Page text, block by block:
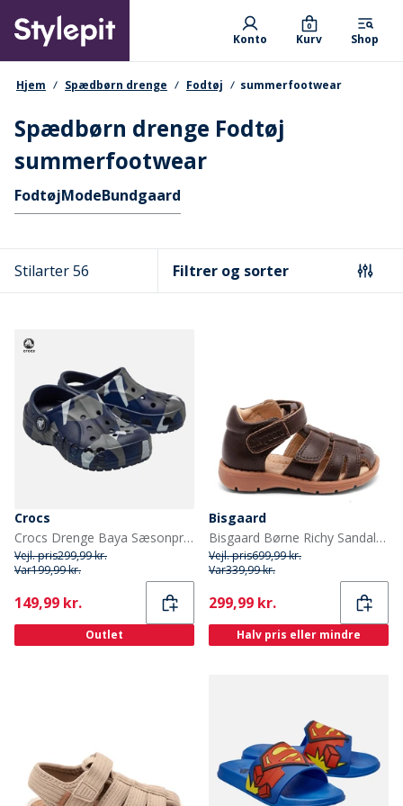
main
content
Primary departments
Konto Kurv
0
Shop
navigationssti
Hjem Spædbørn drenge Fodtøj summerfootwear
Spædbørn drenge Fodtøj
summerfootwear
Hurtige links
FodtøjModeBundgaard
Stilarter 56 Filtrer og sorter
Crocs
Crocs Drenge Baya Sæsonprintede Clogs Navy Multi
Vejl. pris299,99 kr.
Var199,99 kr.
Current
149,99 kr.
Outlet
Bisgaard
Bisgaard Børne Richy Sandaler Dark Brown
Vejl. pris699,99 kr.
Var339,99 kr.
Current
299,99 kr.
Halv pris eller mindre